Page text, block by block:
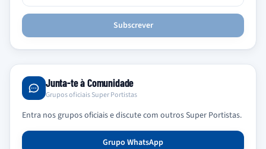
Subscrever
Junta-te à Comunidade
Grupos oficiais Super Portistas
Entra nos grupos oficiais e discute com outros Super Portistas.
Grupo WhatsApp